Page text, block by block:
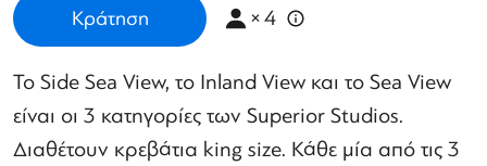
Κράτηση ×4
Το Side Sea View, το Inland View και το Sea View
είναι οι 3 κατηγορίες των Superior Studios.
Διαθέτουν κρεβάτια king size. Κάθε μία από τις 3